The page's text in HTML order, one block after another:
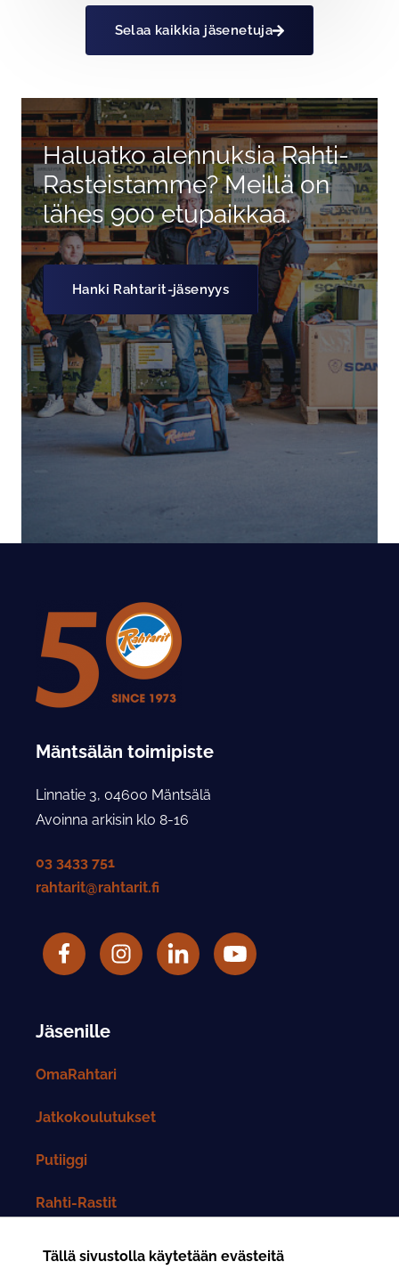
Tällä sivustolla käytetään evästeitä
Selaa kaikkia jäsenetuja
Haluatko alennuksia Rahti-
Rasteistamme? Meillä on
lähes 900 etupaikkaa.
Hanki Rahtarit-jäsenyys
Mäntsälän toimipiste
Linnatie 3, 04600 Mäntsälä
Avoinna arkisin klo 8-16
03 3433 751
rahtarit@rahtarit.fi
FacebookRahtarit ry Instagram-tili
LinkedIn Rahtarit ry YouTube-tili
Jäsenille
OmaRahtari
Jatkokoulutukset
Putiiggi
Rahti-Rastit
Rahtarit-lehti